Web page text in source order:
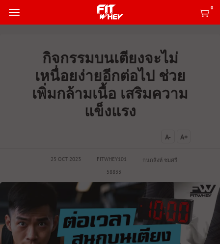
0
กิจกรรมบนเตียงจะไม่
เหนื่อยง่ายอีกต่อไป ช่วย
เพิ่มกล้ามเนื้อ เสริมความ
แข็งแรง
A- A+
25 OCT 2023 FITWHEY101
กนกสิงห์ ชมศรี
58833